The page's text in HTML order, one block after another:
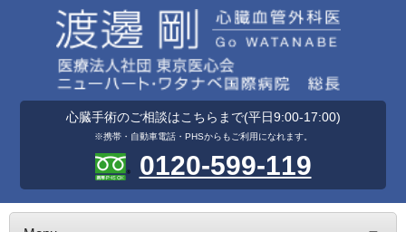
心臓手術のご相談はこちらまで(平日9:00-17:00)
※携帯・自動車電話・PHSからもご利用になれます。
0120-599-119